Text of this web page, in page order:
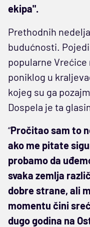
ekipa".
Prethodnih
budućnosti.
popularne Vrećice
poniklog u
kojeg su ga
Dospela je ta
“Pročitao sam to
ako me pitate
probamo da
svaka zemlja
dobre strane, ali
momentu čini
dugo godina na